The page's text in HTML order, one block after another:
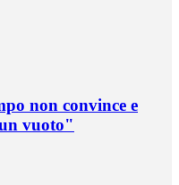
non convince e
vuoto"